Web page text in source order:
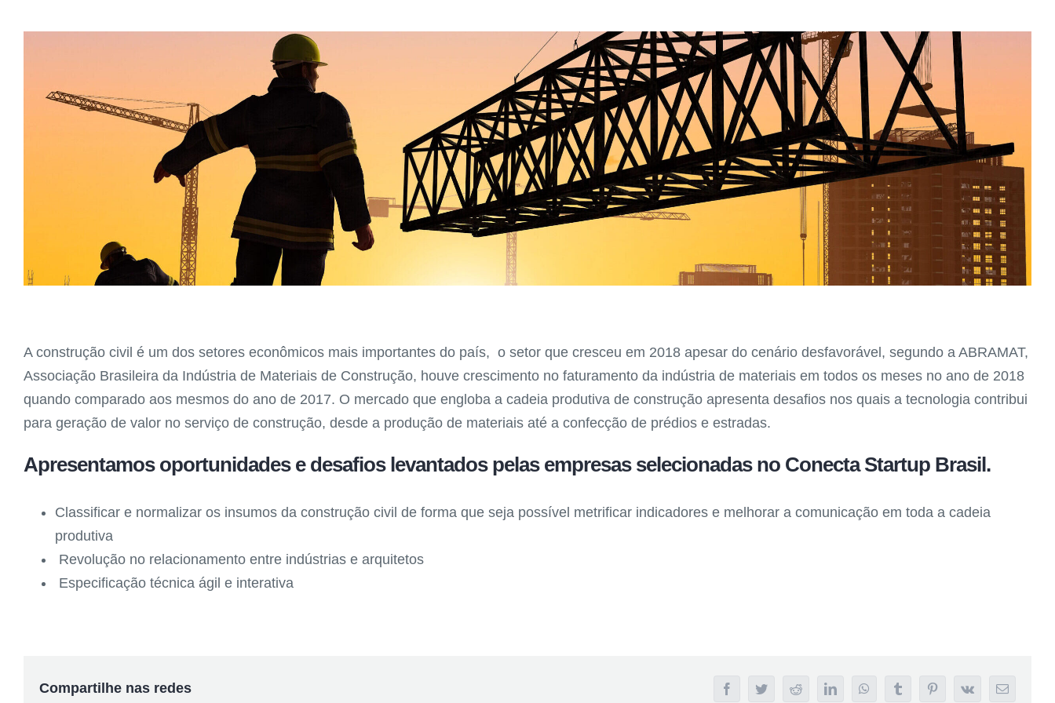
Image
A construção civil é um dos setores econômicos mais importantes do país, o setor que cresceu em 2018 apesar do cenário desfavorável, segundo a ABRAMAT,
Associação Brasileira da Indústria de Materiais de Construção, houve crescimento no faturamento da indústria de materiais em todos os meses no ano de 2018
quando comparado aos mesmos do ano de 2017. O mercado que engloba a cadeia produtiva de construção apresenta desafios nos quais a tecnologia contribui
para geração de valor no serviço de construção, desde a produção de materiais até a confecção de prédios e estradas.
Apresentamos oportunidades e desafios levantados pelas empresas selecionadas no Conecta Startup Brasil.
Classificar e normalizar os insumos da construção civil de forma que seja possível metrificar indicadores e melhorar a comunicação em toda a cadeia
produtiva
Revolução no relacionamento entre indústrias e arquitetos
Especificação técnica ágil e interativa
Compartilhe nas redes FacebookTwitterRedditLinkedInWhatsAppTumblr PinterestVk
E-